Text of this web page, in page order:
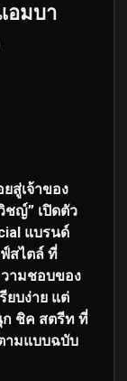
อมบา
สู่เจ้าของ
ชญ์” เปิดตัว
แบรนด์
สไตล์ ที่
ามชอบของ
ยบง่าย แต่
ก ชิค สตรีท ที่
ามแบบฉบับ